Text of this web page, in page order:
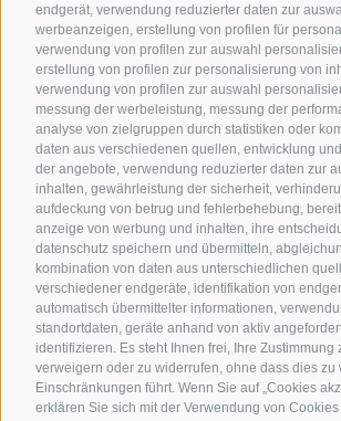
endgerät, verwendung reduzierter daten zur
werbeanzeigen, erstellung von profilen für
verwendung von profilen zur auswahl
erstellung von profilen zur personalisierung von
verwendung von profilen zur auswahl
messung der werbeleistung, messung der
analyse von zielgruppen durch statistiken oder
daten aus verschiedenen quellen, entwicklung
der angebote, verwendung reduzierter daten zur
inhalten, gewährleistung der sicherheit,
aufdeckung von betrug und fehlerbehebung,
anzeige von werbung und inhalten, ihre
datenschutz speichern und übermitteln,
kombination von daten aus unterschiedlichen
verschiedener endgeräte, identifikation von
automatisch übermittelter informationen,
standortdaten, geräte anhand von aktiv
identifizieren. Es steht Ihnen frei, Ihre Zustimmung
verweigern oder zu widerrufen, ohne dass dies zu
Einschränkungen führt. Wenn Sie auf „Cookies
erklären Sie sich mit der Verwendung von
I-39100 Bozen
Südtiroler Straße 60
T +39 0471 945 708
wifo@handelskammer.bz.it
MwSt.-Nr.: 01716880214